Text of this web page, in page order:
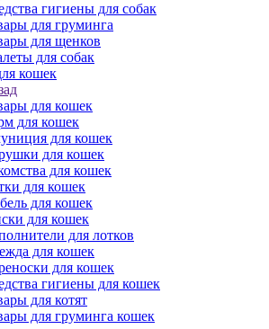
гигиены для собак
для груминга
для щенков
для собак
кошек
для кошек
для кошек
для кошек
для кошек
для кошек
для кошек
для кошек
для кошек
для лотков
для кошек
для кошек
гигиены для кошек
для котят
для груминга кошек